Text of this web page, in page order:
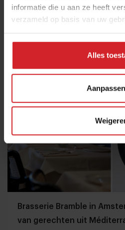
informatie die u aan ze heeft
verzameld op basis van uw
Alles
Aanpassen
Amerikaanse investeerder Roark
Subway, wat is dit voor partij?
Brasserie Bramble in
van gerechten uit